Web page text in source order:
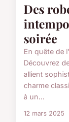
Des
soirée
En quête de
Découvrez
allient
charme
à un...
12 mars 2025